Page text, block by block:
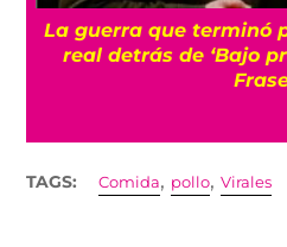
La guerra que terminó
real detrás de ‘Bajo
TAGS: Comida, pollo,Virales